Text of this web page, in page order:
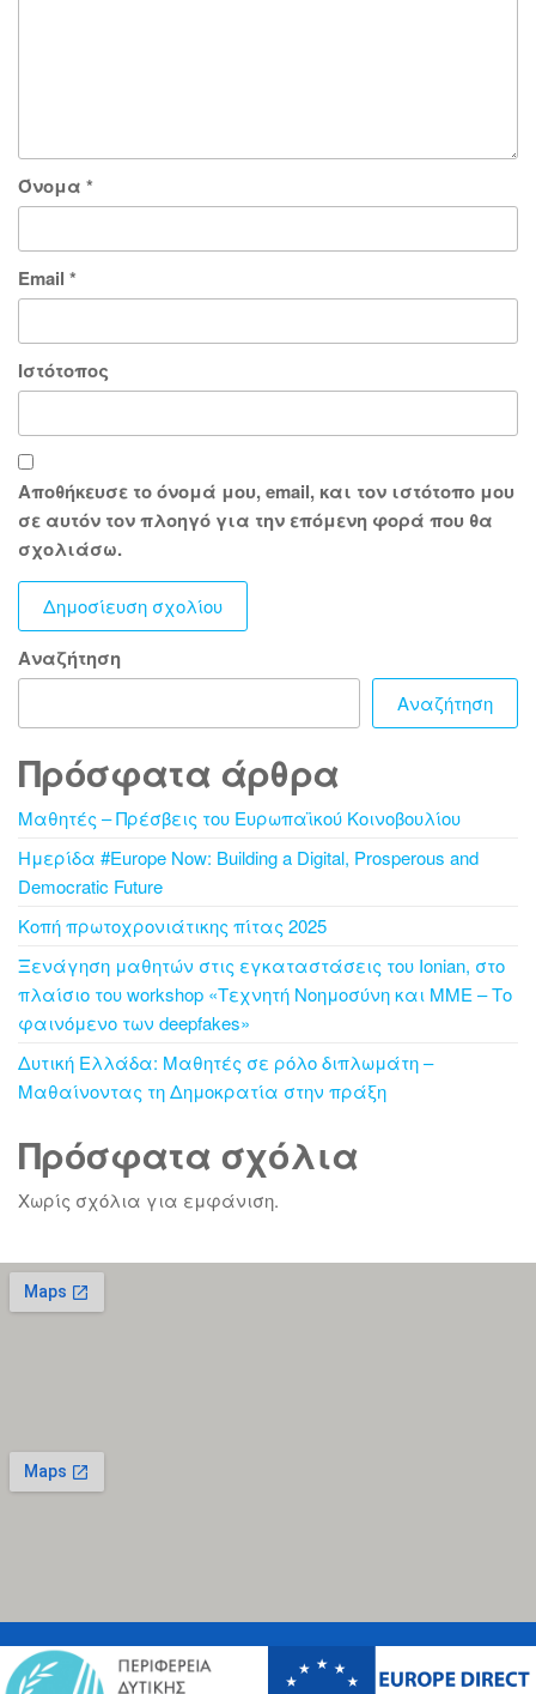
Όνομα *
Email *
Ιστότοπος
Αποθήκευσε το όνομά μου, email, και τον ιστότοπο μου
σε αυτόν τον πλοηγό για την επόμενη φορά που θα
σχολιάσω.
Αναζήτηση
Αναζήτηση
Πρόσφατα άρθρα
Μαθητές – Πρέσβεις του Ευρωπαϊκού Κοινοβουλίου
Ημερίδα #Europe Now: Building a Digital, Prosperous and
Democratic Future
Κοπή πρωτοχρονιάτικης πίτας 2025
Ξενάγηση μαθητών στις εγκαταστάσεις του Ionian, στο
πλαίσιο του workshop «Τεχνητή Νοημοσύνη και ΜΜΕ – Το
φαινόμενο των deepfakes»
Δυτική Ελλάδα: Μαθητές σε ρόλο διπλωμάτη –
Μαθαίνοντας τη Δημοκρατία στην πράξη
Πρόσφατα σχόλια
Χωρίς σχόλια για εμφάνιση.